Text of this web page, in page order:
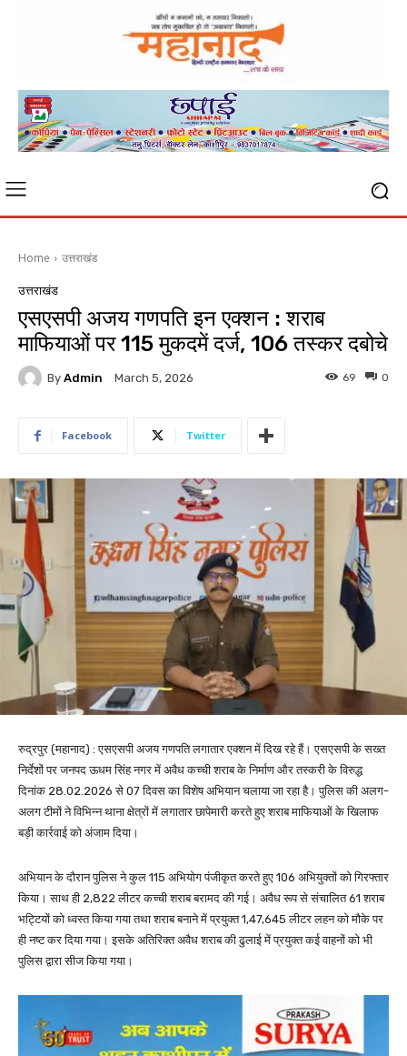
Home उत्तराखंड
उत्तराखंड
एसएसपी अजय गणपति इन एक्शन : शराब
माफियाओं पर 115 मुकदमें दर्ज, 106 तस्कर दबोचे
By Admin March 5, 2026 0
69
Facebook Twitter
रुद्रपुर (महानाद) : एसएसपी अजय गणपति लगातार एक्शन में दिख रहे हैं। एसएसपी के सख्त
निर्देशों पर जनपद ऊधम सिंह नगर में अवैध कच्ची शराब के निर्माण और तस्करी के विरुद्ध
दिनांक 28.02.2026 से 07 दिवस का विशेष अभियान चलाया जा रहा है। पुलिस की अलग-
अलग टीमों ने विभिन्न थाना क्षेत्रों में लगातार छापेमारी करते हुए शराब माफियाओं के खिलाफ
बड़ी कार्रवाई को अंजाम दिया।
अभियान के दौरान पुलिस ने कुल 115 अभियोग पंजीकृत करते हुए 106 अभियुक्तों को गिरफ्तार
किया। साथ ही 2,822 लीटर कच्ची शराब बरामद की गई। अवैध रूप से संचालित 61 शराब
भट्टियों को ध्वस्त किया गया तथा शराब बनाने में प्रयुक्त 1,47,645 लीटर लहन को मौके पर
ही नष्ट कर दिया गया। इसके अतिरिक्त अवैध शराब की ढुलाई में प्रयुक्त कई वाहनों को भी
पुलिस द्वारा सीज किया गया।